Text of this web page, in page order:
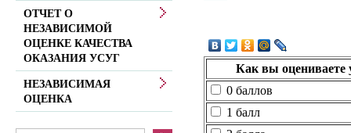
Как вы оцениваете
0 баллов
1 балл
ОТЧЕТ О
НЕЗАВИСИМОЙ
ОЦЕНКЕ КАЧЕСТВА
ОКАЗАНИЯ УСУГ
НЕЗАВИСИМАЯ
ОЦЕНКА